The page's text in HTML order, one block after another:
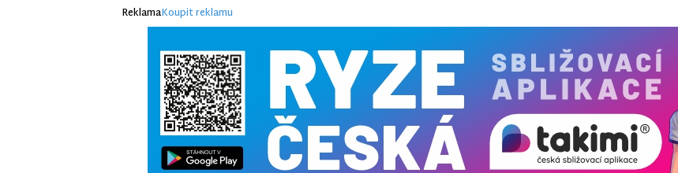
ReklamaKoupit reklamu